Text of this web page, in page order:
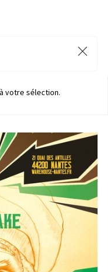
votre sélection.